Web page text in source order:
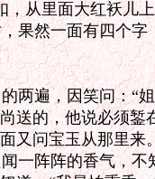
，从里面大红袄儿
果然一面有四个
两遍，因笑问：“
送的，他说必须
又问宝玉从那里来
阵阵的香气，不